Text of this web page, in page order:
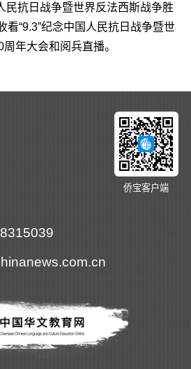
民抗日战争暨世界反法西斯战争胜
看“9.3”纪念中国人民抗日战争暨世
周年大会和阅兵直播。
侨宝客户端